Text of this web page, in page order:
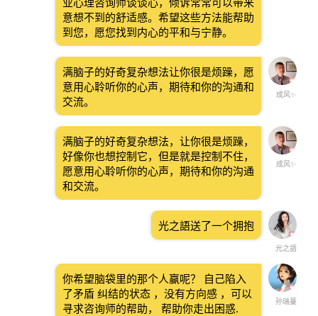
意想不到的舒适感。希望这些方法能帮助
到您，愿您找到内心的平和与宁静。
成风✨
满脑子的好奇复杂想法让你很是烦躁，愿
意用心聆听你的心声，期待和你的沟通和
交流。
成风✨
满脑子的好奇复杂想法，让你很是烦躁，
好像你也想控制它，但是就是控制不住，
愿意用心聆听你的心声，期待和你的沟通
和交流。
光之語
光之語送了一个拥抱
孙瑞蔓
你希望脑袋里的那个人赢呢？ 自己陷入
了矛盾 纠结的状态 ，没有方向感 ，可以
寻求咨询师的帮助， 帮助你走出困惑.